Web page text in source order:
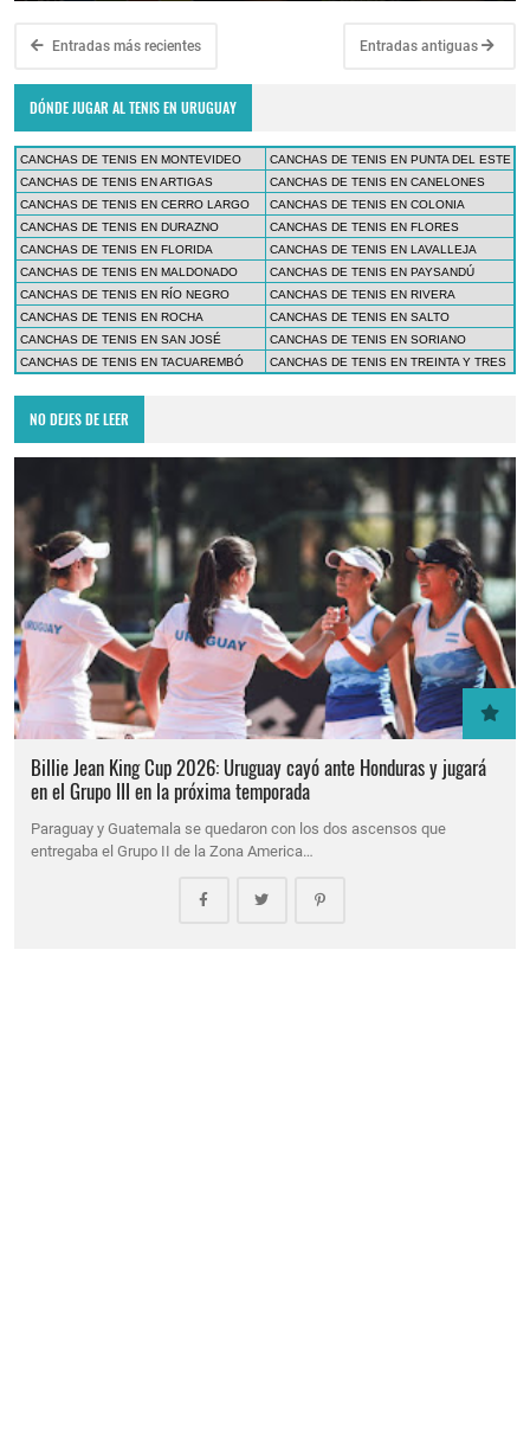
Entradas más recientes Entradas antiguas
DÓNDE JUGAR AL TENIS EN URUGUAY
CANCHAS DE TENIS EN MONTEVIDEO
CANCHAS DE TENIS EN PUNTA DEL ESTE
CANCHAS DE TENIS EN ARTIGAS
CANCHAS DE TENIS EN CANELONES
CANCHAS DE TENIS EN CERRO LARGO
CANCHAS DE TENIS EN COLONIA
CANCHAS DE TENIS EN DURAZNO
CANCHAS DE TENIS EN FLORES
CANCHAS DE TENIS EN FLORIDA
CANCHAS DE TENIS EN LAVALLEJA
CANCHAS DE TENIS EN MALDONADO
CANCHAS DE TENIS EN PAYSANDÚ
CANCHAS DE TENIS EN RÍO NEGRO
CANCHAS DE TENIS EN RIVERA
CANCHAS DE TENIS EN ROCHA
CANCHAS DE TENIS EN SALTO
CANCHAS DE TENIS EN SAN JOSÉ
CANCHAS DE TENIS EN SORIANO
CANCHAS DE TENIS EN TACUAREMBÓ
CANCHAS DE TENIS EN TREINTA Y TRES
NO DEJES DE LEER
Billie Jean King Cup 2026: Uruguay cayó ante Honduras y jugará
en el Grupo III en la próxima temporada
Paraguay y Guatemala se quedaron con los dos ascensos que
entregaba el Grupo II de la Zona America…